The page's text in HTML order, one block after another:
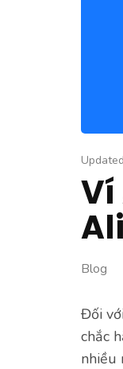
Ví
Blog
Đối
chắc
nhiều